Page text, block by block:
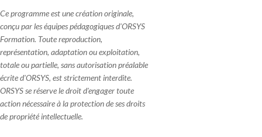
Ce programme est une création originale,
conçu par les équipes pédagogiques d'ORSYS
Formation. Toute reproduction,
représentation, adaptation ou exploitation,
totale ou partielle, sans autorisation préalable
écrite d'ORSYS, est strictement interdite.
ORSYS se réserve le droit d'engager toute
action nécessaire à la protection de ses droits
de propriété intellectuelle.